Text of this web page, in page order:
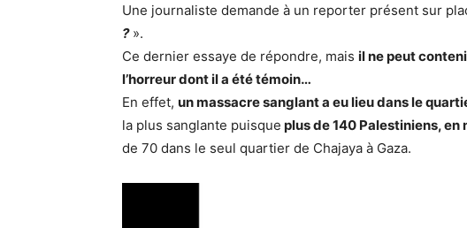
Une journaliste demande à un reporter présent sur
? ».
Ce dernier essaye de répondre, mais il ne peut
l’horreur dont il a été témoin…
En effet, un massacre sanglant a eu lieu dans le
la plus sanglante puisque plus de 140 Palestiniens,
de 70 dans le seul quartier de Chajaya à Gaza.